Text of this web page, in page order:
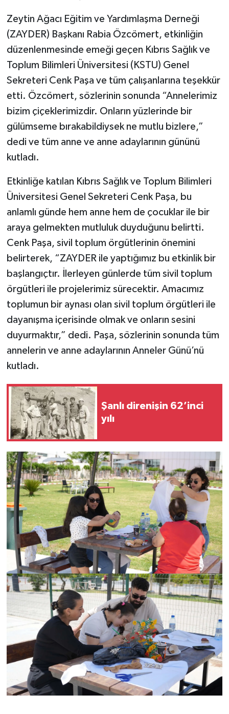
Zeytin Ağacı Eğitim ve Yardımlaşma Derneği
(ZAYDER) Başkanı Rabia Özcömert, etkinliğin
düzenlenmesinde emeği geçen Kıbrıs Sağlık ve
Toplum Bilimleri Üniversitesi (KSTU) Genel
Sekreteri Cenk Paşa ve tüm çalışanlarına teşekkür
etti. Özcömert, sözlerinin sonunda “Annelerimiz
bizim çiçeklerimizdir. Onların yüzlerinde bir
gülümseme bırakabildiysek ne mutlu bizlere,”
dedi ve tüm anne ve anne adaylarının gününü
kutladı.
Etkinliğe katılan Kıbrıs Sağlık ve Toplum Bilimleri
Üniversitesi Genel Sekreteri Cenk Paşa, bu
anlamlı günde hem anne hem de çocuklar ile bir
araya gelmekten mutluluk duyduğunu belirtti.
Cenk Paşa, sivil toplum örgütlerinin önemini
belirterek, “ZAYDER ile yaptığımız bu etkinlik bir
başlangıçtır. İlerleyen günlerde tüm sivil toplum
örgütleri ile projelerimiz sürecektir. Amacımız
toplumun bir aynası olan sivil toplum örgütleri ile
dayanışma içerisinde olmak ve onların sesini
duyurmaktır,” dedi. Paşa, sözlerinin sonunda tüm
annelerin ve anne adaylarının Anneler Günü’nü
kutladı.
Şanlı direnişin 62’inci
yılı